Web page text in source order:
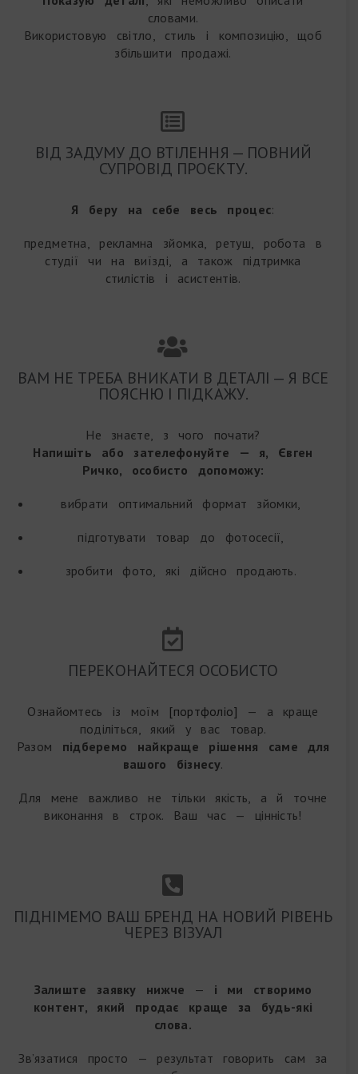
словами.
Використовую світло, стиль і композицію, щоб
збільшити продажі.
ВІД ЗАДУМУ ДО ВТІЛЕННЯ — ПОВНИЙ
СУПРОВІД ПРОЄКТУ.
Я беру на себе весь процес:
предметна, рекламна зйомка, ретуш, робота в
студії чи на виїзді, а також підтримка
стилістів і асистентів.
ВАМ НЕ ТРЕБА ВНИКАТИ В ДЕТАЛІ — Я ВСЕ
ПОЯСНЮ І ПІДКАЖУ.
Не знаєте, з чого почати?
Напишіть або зателефонуйте — я, Євген
Ричко, особисто
допоможу:
вибрати оптимальний формат зйомки,
підготувати товар до фотосесії,
зробити фото, які дійсно продають.
ПЕРЕКОНАЙТЕСЯ ОСОБИСТО
Ознайомтесь із моїм [портфоліо] — а краще
поділіться, який у вас товар.
Разом підберемо найкраще рішення саме для
вашого бізнесу.
Для мене важливо не тільки якість, а й точне
виконання в строк. Ваш час — цінність!
ПІДНІМЕМО ВАШ БРЕНД НА НОВИЙ РІВЕНЬ
ЧЕРЕЗ ВІЗУАЛ
Залиште заявку нижче — і ми створимо
контент, який продає краще за будь-які
слова.
Зв’язатися просто — результат говорить сам за